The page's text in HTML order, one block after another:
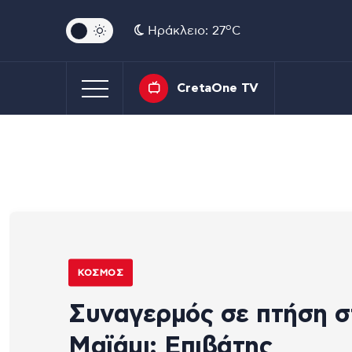
Ηράκλειο: 27oC
CretaOne TV
ΚΌΣΜΟΣ
Συναγερμός σε πτήση
Μαϊάμι: Επιβάτης